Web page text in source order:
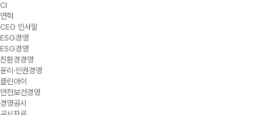
CI
연혁
CEO 인사말
ESG경영
ESG경영
친환경경영
윤리·인권경영
클린아이
안전보건경영
경영공시